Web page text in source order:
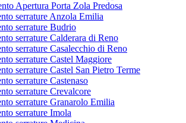
Apertura Porta Zola Predosa
serrature Anzola Emilia
serrature Budrio
serrature Calderara di Reno
serrature Casalecchio di Reno
serrature Castel Maggiore
serrature Castel San Pietro Terme
serrature Castenaso
serrature Crevalcore
serrature Granarolo Emilia
serrature Imola